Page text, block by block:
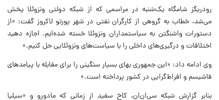
رودریگز شامگاه یک‌شنبه در مراسمی که از شبکه دولتی ونزوئلا پخش
می‌شد، خطاب به گروهی از کارگران نفتی در شهر پورتو لاکروز گفت: «از
دستورات واشنگتن به سیاستمداران ونزوئلا خسته شده‌ایم. اجازه دهید
اختلافات و درگیری‌های داخلی را با سیاست‌های ونزوئلایی حل کنیم.»
وی ادامه داد: «این جمهوری بهای بسیار سنگینی را برای مقابله با پیامدهای
فاشیسم و ‌افراط‌گرایی در کشور پرداخته است.»
بنابر گزارش شبکه سی‌ان‌ان، کاخ سفید از زمانی که مادورو و «سیلیا